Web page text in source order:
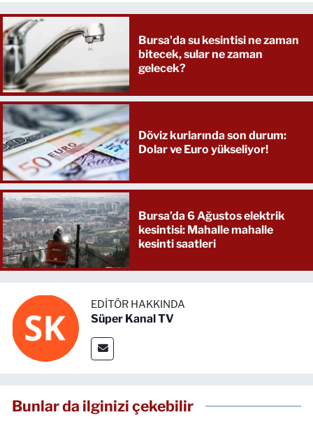
Bursa'da su kesintisi ne zaman
bitecek, sular ne zaman
gelecek?
Döviz kurlarında son durum:
Dolar ve Euro yükseliyor!
Bursa’da 6 Ağustos elektrik
kesintisi: Mahalle mahalle
kesinti saatleri
EDITÖR HAKKINDA
Süper Kanal TV
Bunlar da ilginizi çekebilir